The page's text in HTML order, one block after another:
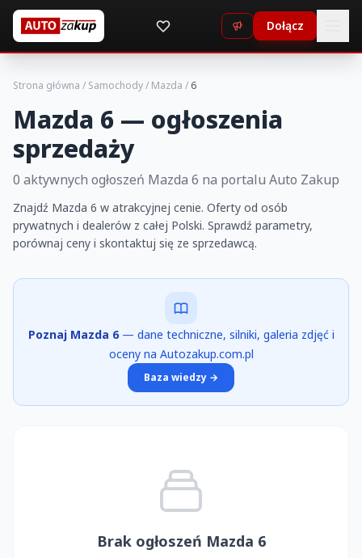
Dołącz
Strona główna / Samochody/ Mazda / 6
Mazda 6 — ogłoszenia
sprzedaży
0 aktywnych ogłoszeń Mazda 6 na portalu Auto Zakup
Znajdź Mazda 6 w atrakcyjnej cenie. Oferty od osób
prywatnych i dealerów z całej Polski. Sprawdź parametry,
porównaj ceny i skontaktuj się ze sprzedawcą.
Poznaj Mazda 6 — dane techniczne, silniki, galeria zdjęć i
oceny na Autozakup.com.pl
Baza wiedzy →
Brak ogłoszeń Mazda 6